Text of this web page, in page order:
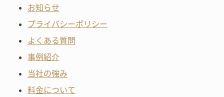
お知らせ
プライバシーポリシー
よくある質問
事例紹介
当社の強み
料金について